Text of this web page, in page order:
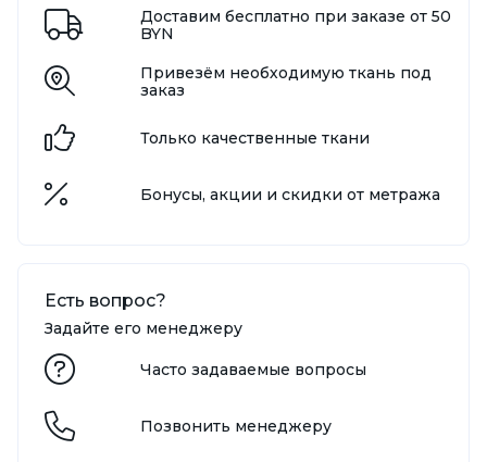
Доставим бесплатно при заказе от 50
BYN
Привезём необходимую ткань под
заказ
Только качественные ткани
Бонусы, акции и скидки от метража
Есть вопрос?
Задайте его менеджеру
Часто задаваемые вопросы
Позвонить менеджеру